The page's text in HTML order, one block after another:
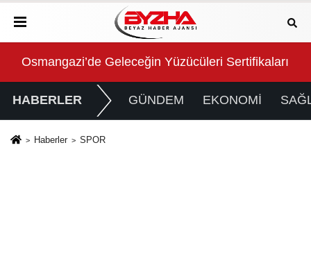
Aldı
Konya Büyükşehir Zabıtası Toplu Taşıma
HABERLER GÜNDEM EKONOMİ
Haberler SPOR